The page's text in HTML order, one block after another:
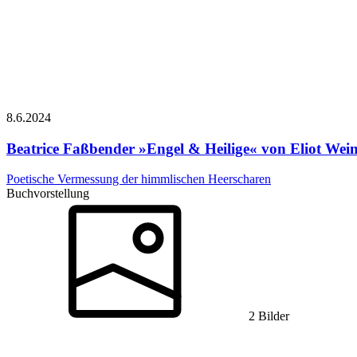
8.6.2024
Beatrice Faßbender »Engel & Heilige« von Eliot
Poetische Vermessung der himmlischen Heerscharen
Buchvorstellung
2 Bilder